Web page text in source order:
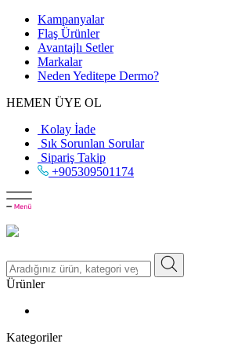
Kampanyalar
Flaş Ürünler
Avantajlı Setler
Markalar
Neden Yeditepe Dermo?
HEMEN ÜYE OL
Kolay İade
Sık Sorunlan Sorular
Sipariş Takip
+905309501174
Ürünler
Kategoriler